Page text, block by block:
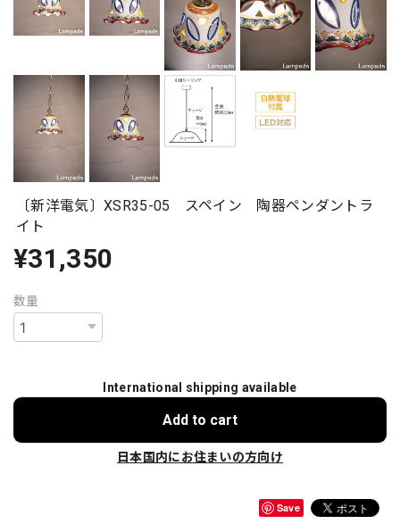
〔新洋電気〕XSR35-05 スペイン 陶器ペンダントラ
イト
¥31,350
数量
International shipping available
Add to cart
日本国内にお住まいの方向け
Save